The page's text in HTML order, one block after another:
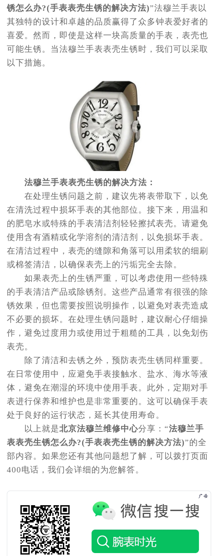
锈怎么办?(手表表壳生锈的解决方法)”法穆兰手表以
其独特的设计和卓越的品质赢得了众多钟表爱好者的
喜爱。然而，即使是这样一块高质量的手表，表壳也
可能生锈。当法穆兰手表表壳生锈时，我们可以采取
以下措施。
法穆兰手表表壳生锈的解决方法：
在处理生锈问题之前，建议先将表带取下，以免
在清洗过程中损坏手表的其他部位。接下来，用温和
的肥皂水或特殊的手表清洁剂轻轻擦拭表壳。请避免
使用含有酒精或化学溶剂的清洁剂，以免损坏手表。
在清洁过程中，表壳的缝隙和角落可以用柔软的细刷
或棉签清洁，以确保表壳上的污垢完全去除。
如果表壳上的生锈严重，可以考虑使用一些特殊
的手表清洁产品或除锈剂。这些产品通常有很强的除
锈效果，但也需要按照说明操作，以避免对表壳造成
不必要的损坏。在处理生锈问题时，建议耐心仔细操
作，避免过度用力或使用过于粗糙的工具，以免划伤
表壳。
除了清洁和去锈之外，预防表壳生锈同样重要。
在日常使用中，应避免手表接触水、盐水、海水等液
体，避免在潮湿的环境中使用手表。此外，定期对手
表进行保养和维护也是非常重要的。这可以确保手表
处于良好的运行状态，延长其使用寿命。
以上就是北京法穆兰维修中心分享：“法穆兰手
表表壳生锈怎么办?(手表表壳生锈的解决方法)”的全
部内容。如果您还有其他问题想了解，可以拨打页面
400电话，我们会详细的为您解答。